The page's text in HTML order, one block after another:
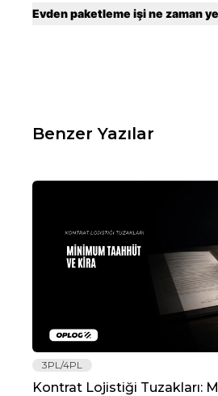
Evden paketleme işi ne zaman
Benzer Yazılar
3PL/4PL
Kontrat Lojistiği Tuzakları: